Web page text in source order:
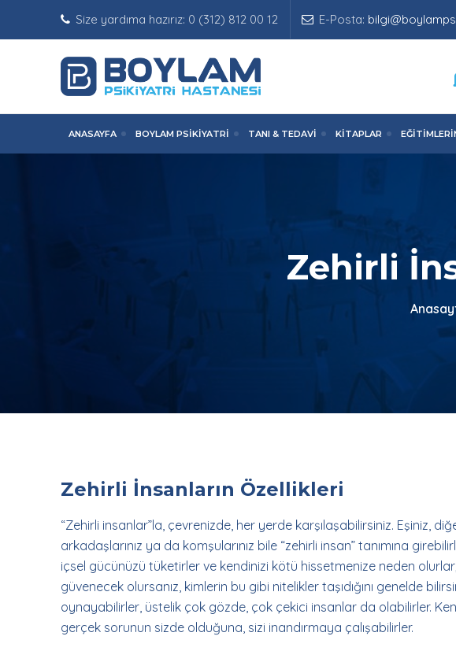
Size yardıma hazırız: 0 (312) 812 00 12 E-Posta:
ANASAYFA BOYLAM PSIKIYATRI TANI & TEDAVI KITAPLAR
Zehirli
Zehirli İnsanların Özellikleri
“Zehirli insanlar”la, çevrenizde, her yerde karşılaşabilirsiniz. Eşiniz,
arkadaşlarınız ya da komşularınız bile “zehirli insan” tanımına
içsel gücünüzü tüketirler ve kendinizi kötü hissetmenize neden
güvenecek olursanız, kimlerin bu gibi nitelikler taşıdığını genelde
oynayabilirler, üstelik çok gözde, çok çekici insanlar da olabilirler.
gerçek sorunun sizde olduğuna, sizi inandırmaya çalışabilirler.